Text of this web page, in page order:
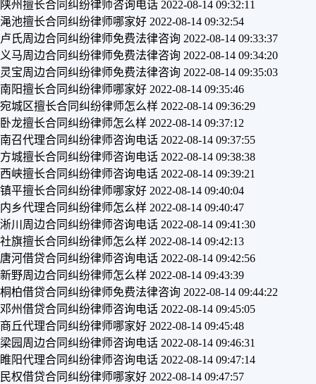
陕州擅长合同纠纷律师咨询电话 2022-08-14 09:32:11
渑池擅长合同纠纷律师哪家好 2022-08-14 09:32:54
卢氏周边合同纠纷律师免费法律咨询 2022-08-14 09:33:37
义马周边合同纠纷律师免费法律咨询 2022-08-14 09:34:20
灵宝周边合同纠纷律师免费法律咨询 2022-08-14 09:35:03
南阳擅长合同纠纷律师哪家好 2022-08-14 09:35:46
宛城区擅长合同纠纷律师怎么样 2022-08-14 09:36:29
卧龙擅长合同纠纷律师怎么样 2022-08-14 09:37:12
南召代理合同纠纷律师咨询电话 2022-08-14 09:37:55
方城擅长合同纠纷律师咨询电话 2022-08-14 09:38:38
西峡擅长合同纠纷律师咨询电话 2022-08-14 09:39:21
镇平擅长合同纠纷律师哪家好 2022-08-14 09:40:04
内乡代理合同纠纷律师怎么样 2022-08-14 09:40:47
淅川周边合同纠纷律师咨询电话 2022-08-14 09:41:30
社旗擅长合同纠纷律师怎么样 2022-08-14 09:42:13
唐河借贷合同纠纷律师咨询电话 2022-08-14 09:42:56
新野周边合同纠纷律师怎么样 2022-08-14 09:43:39
桐柏借贷合同纠纷律师免费法律咨询 2022-08-14 09:44:22
邓州借贷合同纠纷律师咨询电话 2022-08-14 09:45:05
商丘代理合同纠纷律师哪家好 2022-08-14 09:45:48
梁园周边合同纠纷律师咨询电话 2022-08-14 09:46:31
睢阳代理合同纠纷律师咨询电话 2022-08-14 09:47:14
民权借贷合同纠纷律师哪家好 2022-08-14 09:47:57